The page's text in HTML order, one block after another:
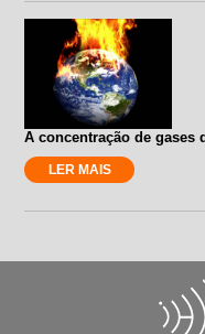
A concentração de gases
LER MAIS